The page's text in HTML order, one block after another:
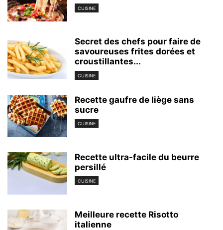
CUISINE
Secret des chefs pour faire de
savoureuses frites dorées et
croustillantes...
CUISINE
Recette gaufre de liège sans
sucre
CUISINE
Recette ultra-facile du beurre
persillé
CUISINE
Meilleure recette Risotto
italienne